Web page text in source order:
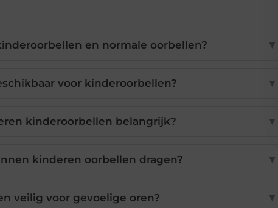
en normale oorbellen? ▼
voor kinderoorbellen? ▼
kinderoorbellen belangrijk? ▼
kinderen oorbellen dragen? ▼
veilig voor gevoelige oren? ▼